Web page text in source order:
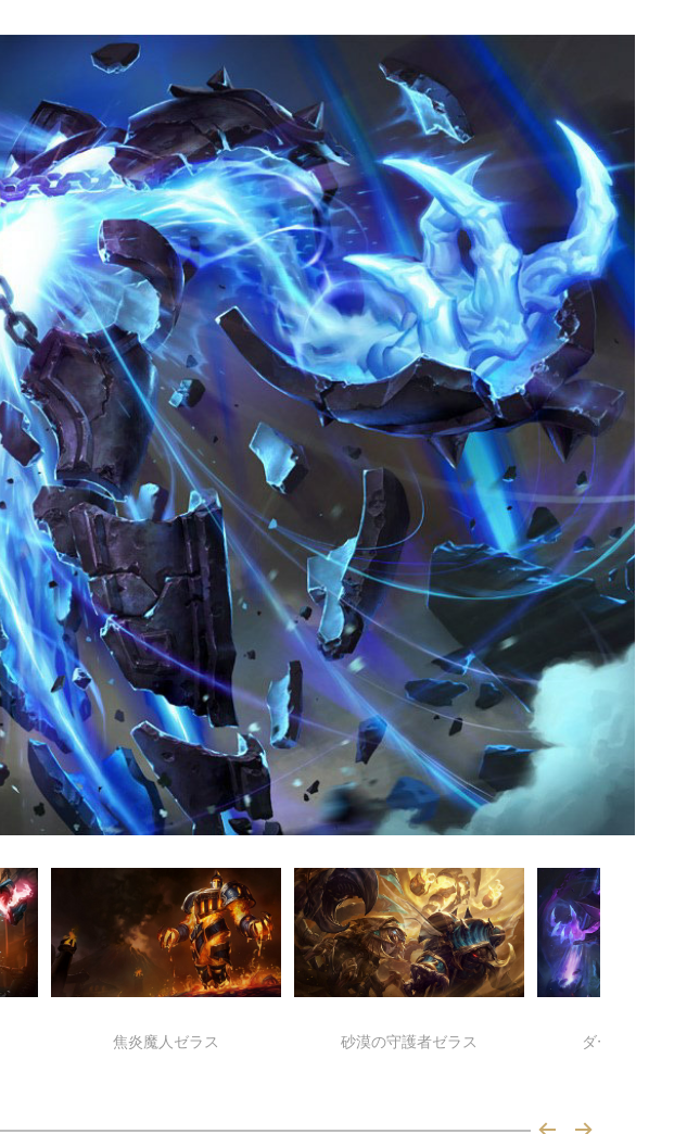
焦炎魔人ゼラス 砂漠の守護者ゼラス ダークスター